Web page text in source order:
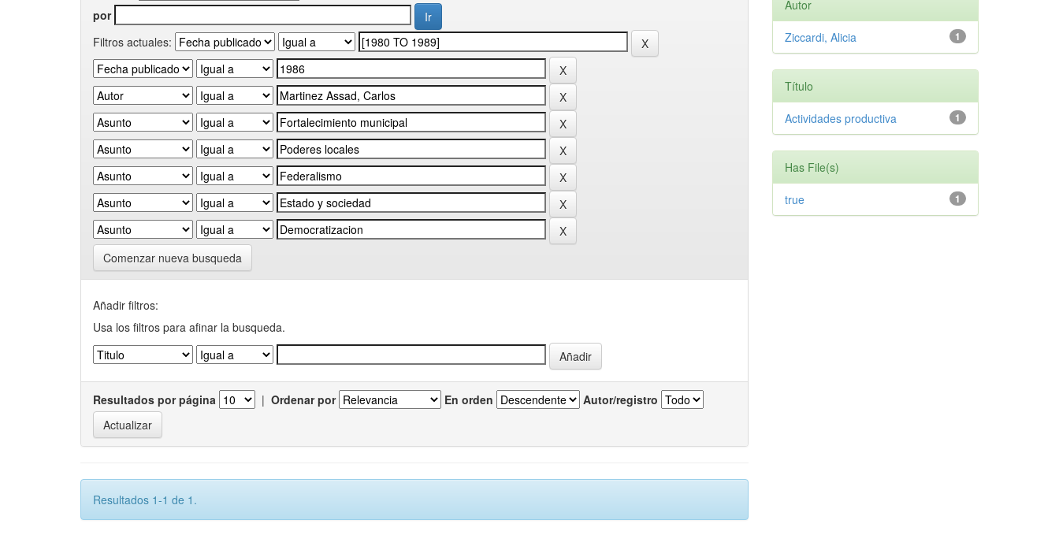
por
Filtros actuales:
Comenzar nueva busqueda
Añadir filtros:
Usa los filtros para afinar la busqueda.
Resultados por página | Ordenar por En orden Autor/registro
Resultados 1-1 de 1.
Autor
1
Ziccardi, Alicia
Título
1
Actividades productiva
Has File(s)
1
true